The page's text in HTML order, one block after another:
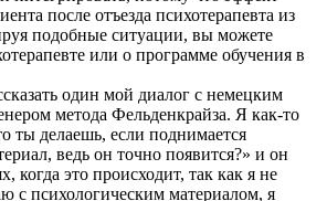
после отъезда психотерапевта из
подобные ситуации, вы можете
или о программе обучения в
один мой диалог с немецким
метода Фельденкрайза. Я как-то
ты делаешь, если поднимается
ведь он точно появится?» и он
когда это происходит, так как я не
с психологическим материалом, я